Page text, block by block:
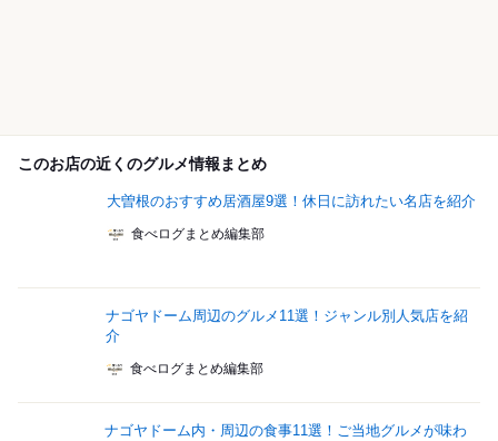
このお店の近くのグルメ情報まとめ
大曽根のおすすめ居酒屋9選！休日に訪れたい名店を紹介
食べログまとめ編集部
ナゴヤドーム周辺のグルメ11選！ジャンル別人気店を紹
介
食べログまとめ編集部
ナゴヤドーム内・周辺の食事11選！ご当地グルメが味わ